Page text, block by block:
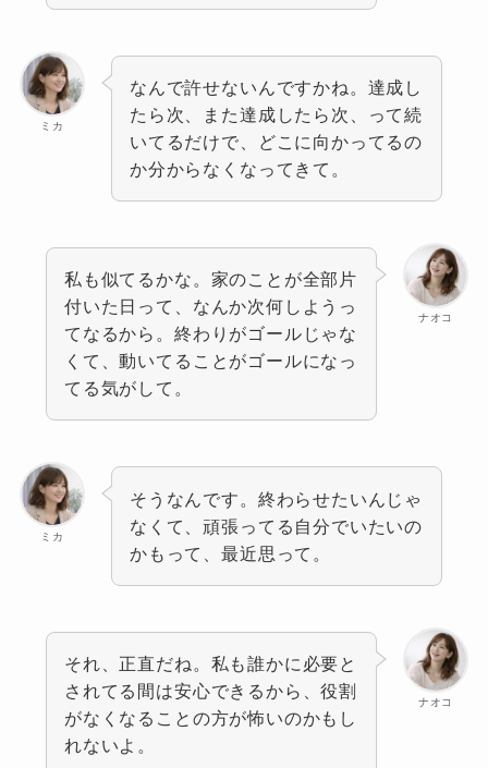
ミカ
なんで許せないんですかね。達成し
たら次、また達成したら次、って続
いてるだけで、どこに向かってるの
か分からなくなってきて。
ナオコ
私も似てるかな。家のことが全部片
付いた日って、なんか次何しようっ
てなるから。終わりがゴールじゃな
くて、動いてることがゴールになっ
てる気がして。
ミカ
そうなんです。終わらせたいんじゃ
なくて、頑張ってる自分でいたいの
かもって、最近思って。
ナオコ
それ、正直だね。私も誰かに必要と
されてる間は安心できるから、役割
がなくなることの方が怖いのかもし
れないよ。